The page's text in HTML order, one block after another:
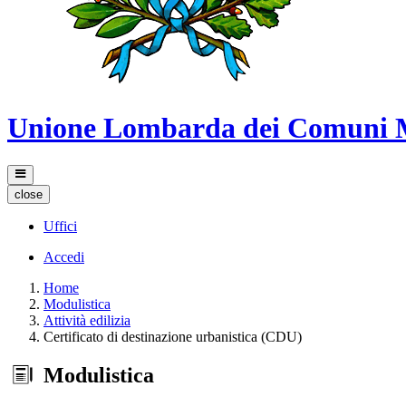
Unione Lombarda dei Comuni
close
Uffici
Accedi
Home
Modulistica
Attività edilizia
Certificato di destinazione urbanistica (CDU)
Modulistica